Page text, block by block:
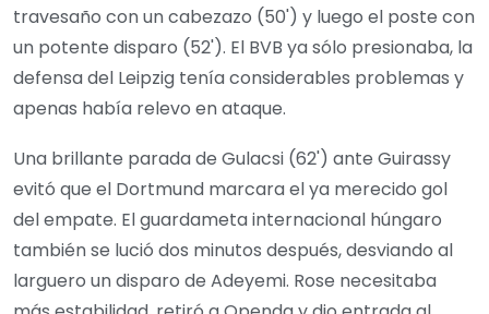
travesaño con un cabezazo (50') y luego el poste con
un potente disparo (52'). El BVB ya sólo presionaba, la
defensa del Leipzig tenía considerables problemas y
apenas había relevo en ataque.
Una brillante parada de Gulacsi (62') ante Guirassy
evitó que el Dortmund marcara el ya merecido gol
del empate. El guardameta internacional húngaro
también se lució dos minutos después, desviando al
larguero un disparo de Adeyemi. Rose necesitaba